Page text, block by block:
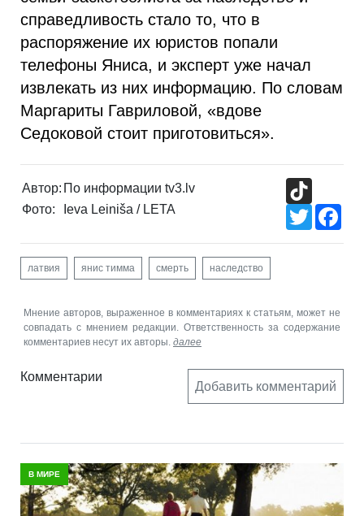
справедливость стало то, что в
распоряжение их юристов попали
телефоны Яниса, и эксперт уже начал
извлекать из них информацию. По словам
Маргариты Гавриловой, «вдове
Седоковой стоит приготовиться».
Автор: По информации tv3.lv
Фото:
Ieva Leiniša / LETA
Twitter
латвия янис тимма смерть наследство
Мнение авторов, выраженное в комментариях к статьям, может не
совпадать с мнением редакции. Ответственность за содержание
комментариев несут их авторы. далее
Комментарии
Добавить комментарий
В МИРЕ